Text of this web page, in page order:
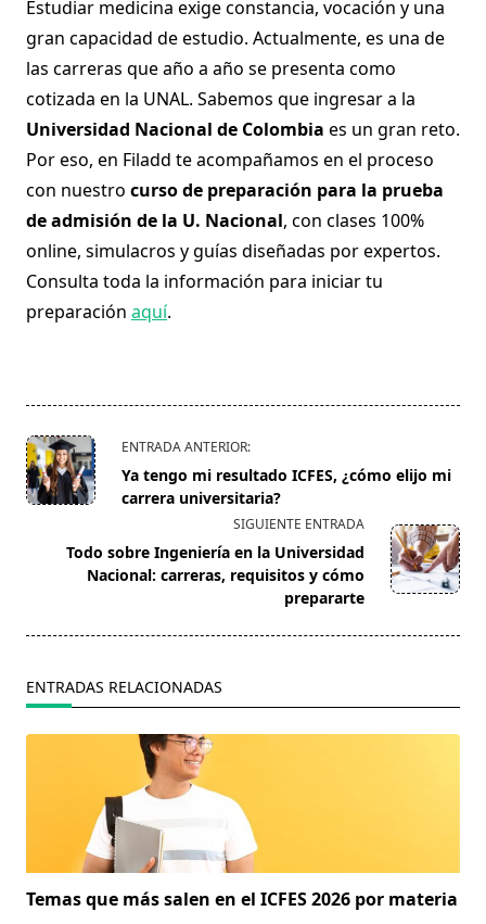
Estudiar medicina exige constancia, vocación y una
gran capacidad de estudio. Actualmente, es una de
las carreras que año a año se presenta como
cotizada en la UNAL. Sabemos que ingresar a la
Universidad Nacional de Colombia es un gran reto.
Por eso, en Filadd te acompañamos en el proceso
con nuestro curso de preparación para la prueba
de admisión de la U. Nacional, con clases 100%
online, simulacros y guías diseñadas por expertos.
Consulta toda la información para iniciar tu
preparación aquí.
<span
class="nav-
subtitle
reader-
text">Página</span>
ENTRADA ANTERIOR:
Ya tengo mi resultado ICFES, ¿cómo elijo mi
carrera universitaria?
SIGUIENTE ENTRADA
Todo sobre Ingeniería en la Universidad
Nacional: carreras, requisitos y cómo
prepararte
ENTRADAS RELACIONADAS
Temas que más salen en el ICFES 2026 por materia